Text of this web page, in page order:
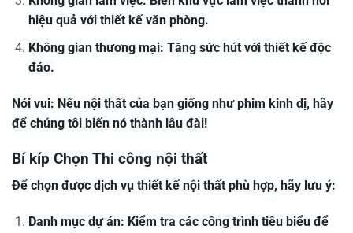
hiệu quả với thiết kế văn phòng.
Không gian thương mại: Tăng sức hút với thiết kế độc
đáo.
Nói vui: Nếu nội thất của bạn giống như phim kinh dị, hãy
để chúng tôi biến nó thành lâu đài!
Bí kíp Chọn Thi công nội thất
Để chọn được dịch vụ thiết kế nội thất phù hợp, hãy lưu ý:
Danh mục dự án: Kiểm tra các công trình tiêu biểu để